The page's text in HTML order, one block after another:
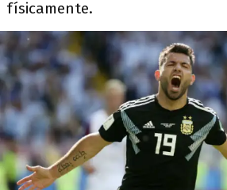
físicamente.